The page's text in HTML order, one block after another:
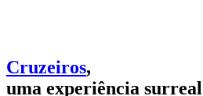
Cruzeiros,
uma experiência surreal